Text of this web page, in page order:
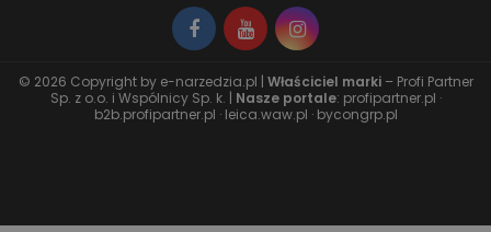
© 2026 Copyright by e-narzedzia.pl | Właściciel marki– Profi Partner
Sp. z o.o. i Wspólnicy Sp. k. | Nasze portale: profipartner.pl ·
b2b.profipartner.pl · leica.waw.pl · bycongrp.pl